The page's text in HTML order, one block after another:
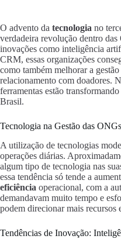
O advento da tecnologia no
verdadeira revolução dentro
inovações como inteligência
CRM, essas organizações
como também melhorar a
relacionamento com doadores.
ferramentas estão
Brasil.
Tecnologia na Gestão das
A utilização de tecnologias
operações diárias.
algum tipo de tecnologia nas
essa tendência só tende a
eficiência operacional, com a
demandavam muito tempo e
podem direcionar mais recursos
Tendências de Inovação: